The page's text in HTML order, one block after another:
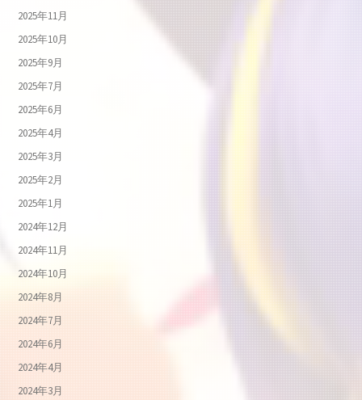
2025年11月
2025年10月
2025年9月
2025年7月
2025年6月
2025年4月
2025年3月
2025年2月
2025年1月
2024年12月
2024年11月
2024年10月
2024年8月
2024年7月
2024年6月
2024年4月
2024年3月